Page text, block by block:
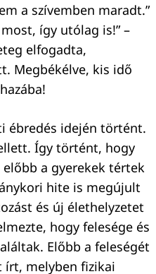
a szívemben maradt.”
így utólag is!” –
elfogadta,
Megbékélve, kis idő
ébredés idején történt.
Így történt, hogy
a gyerekek tértek
hite is megújult
és új élethelyzetet
hogy felesége és
Előbb a feleségét
írt, melyben fizikai